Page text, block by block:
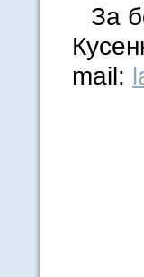
За
mail: